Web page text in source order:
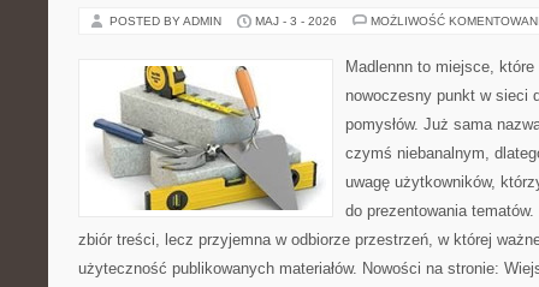
POSTED BY ADMIN MAJ - 3 - 2026 MOŻLIWOŚĆ
Madlennn to miejsce,
nowoczesny punkt w sieci
pomysłów. Już sama
czymś niebanalnym,
uwagę użytkowników,
do prezentowania
zbiór treści, lecz przyjemna w odbiorze przestrzeń, w której
użyteczność publikowanych materiałów. Nowości na stronie: